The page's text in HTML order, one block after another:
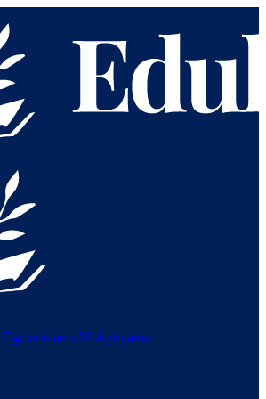
Egzaminams Mokytojams